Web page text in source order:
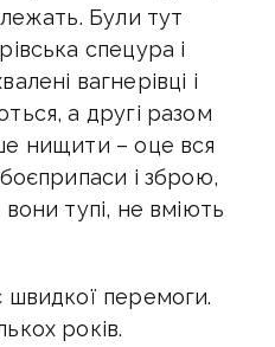
лежать. Були тут
спецура і
вагнерівці і
а другі разом
нищити – оце вся
і зброю,
тупі, не вміють
швидкої перемоги.
років.